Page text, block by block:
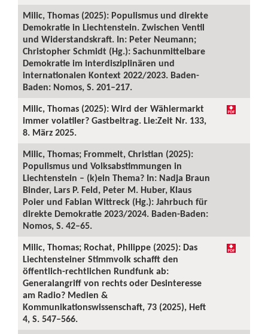
Milic, Thomas (2025): Populismus und direkte
Demokratie in Liechtenstein. Zwischen Ventil
und Widerstandskraft. In: Peter Neumann;
Christopher Schmidt (Hg.): Sachunmittelbare
Demokratie im interdisziplinären und
internationalen Kontext 2022/2023. Baden-
Baden: Nomos, S. 201–217.
Milic, Thomas (2025): Wird der Wählermarkt
immer volatiler? Gastbeitrag. Lie:Zeit Nr. 133,
8. März 2025.
Milic, Thomas; Frommelt, Christian (2025):
Populismus und Volksabstimmungen in
Liechtenstein – (k)ein Thema? In: Nadja Braun
Binder, Lars P. Feld, Peter M. Huber, Klaus
Poier und Fabian Wittreck (Hg.): Jahrbuch für
direkte Demokratie 2023/2024. Baden-Baden:
Nomos, S. 42–65.
Milic, Thomas; Rochat, Philippe (2025): Das
Liechtensteiner Stimmvolk schafft den
öffentlich-rechtlichen Rundfunk ab:
Generalangriff von rechts oder Desinteresse
am Radio? Medien &
Kommunikationswissenschaft, 73 (2025), Heft
4, S. 547–566.